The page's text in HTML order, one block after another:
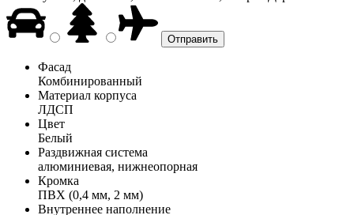
Фасад
Комбинированный
Материал корпуса
ЛДСП
Цвет
Белый
Раздвижная система
алюминиевая, нижнеопорная
Кромка
ПВХ (0,4 мм, 2 мм)
Внутреннее наполнение